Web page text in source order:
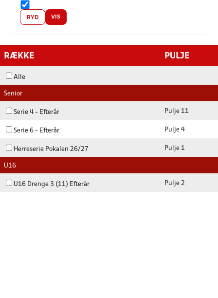
RYD VIS
RÆKKE PULJE
Alle
Senior
Serie 4 - Efterår Pulje 11
Serie 6 - Efterår Pulje 4
Herreserie Pokalen 26/27 Pulje 1
U16
U16 Drenge 3 (11) Efterår Pulje 2